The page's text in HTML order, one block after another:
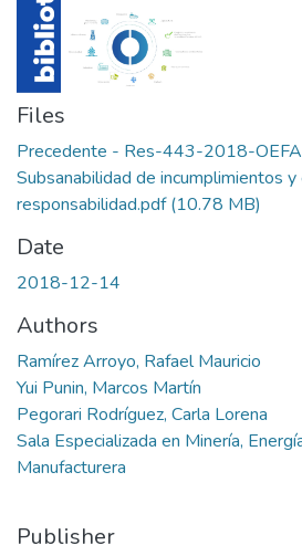
Files
Precedente - Res-443-2018-
Subsanabilidad de incumplimientos
responsabilidad.pdf(10.78 MB)
Date
2018-12-14
Authors
Ramírez Arroyo, Rafael Mauricio
Yui Punin, Marcos Martín
Pegorari Rodríguez, Carla Lorena
Sala Especializada en Minería,
Manufacturera
Publisher